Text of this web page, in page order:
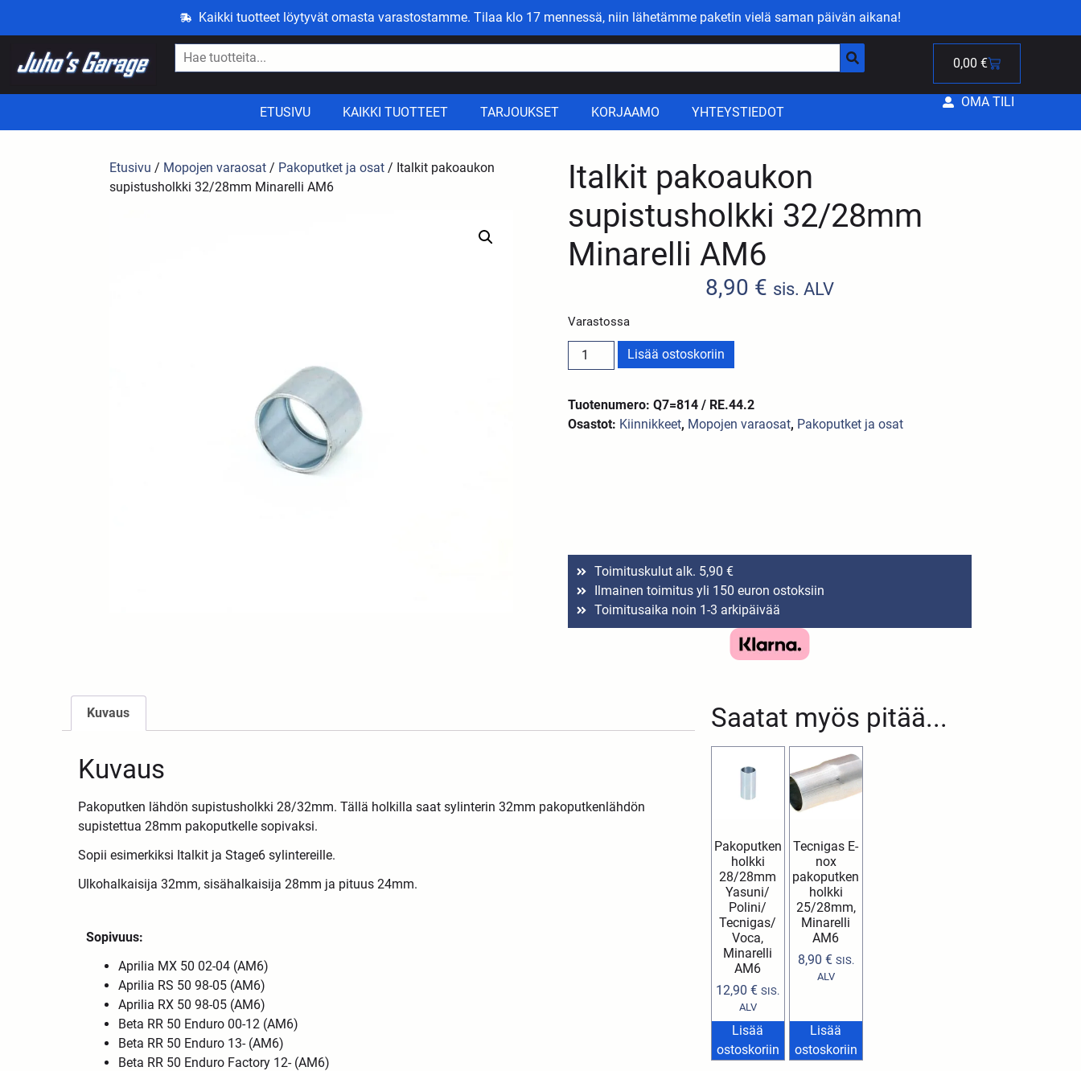
Kaikki tuotteet löytyvät omasta varastostamme. Tilaa klo 17 mennessä, niin lähetämme paketin vielä saman päivän aikana!
0,00 €
ETUSIVU KAIKKI TUOTTEET TARJOUKSET KORJAAMO YHTEYSTIEDOT
OMA TILI
Etusivu / Mopojen varaosat / Pakoputket ja osat / Italkit pakoaukon
supistusholkki 32/28mm Minarelli AM6
Italkit pakoaukon
supistusholkki 32/28mm
Minarelli AM6
8,90 € sis. ALV
Varastossa
Lisää ostoskoriin
Tuotenumero: Q7=814 / RE.44.2
Osastot: Kiinnikkeet, Mopojen varaosat, Pakoputket ja osat
Toimituskulut alk. 5,90 €
Ilmainen toimitus yli 150 euron ostoksiin
Toimitusaika noin 1-3 arkipäivää
Saatat myös pitää...
Pakoputken
holkki
28/28mm
Yasuni/
Polini/
Tecnigas/
Voca,
Minarelli
AM6
12,90€ SIS.
ALV
Lisää
ostoskoriin
Tecnigas E-
nox
pakoputken
holkki
25/28mm,
Minarelli
AM6
8,90 € SIS.
ALV
Lisää
ostoskoriin
Kuvaus
Kuvaus
Pakoputken lähdön supistusholkki 28/32mm. Tällä holkilla saat sylinterin 32mm pakoputkenlähdön
supistettua 28mm pakoputkelle sopivaksi.
Sopii esimerkiksi Italkit ja Stage6 sylintereille.
Ulkohalkaisija 32mm, sisähalkaisija 28mm ja pituus 24mm.
Sopivuus:
Aprilia MX 50 02-04 (AM6)
Aprilia RS 50 98-05 (AM6)
Aprilia RX 50 98-05 (AM6)
Beta RR 50 Enduro 00-12 (AM6)
Beta RR 50 Enduro 13- (AM6)
Beta RR 50 Enduro Factory 12- (AM6)